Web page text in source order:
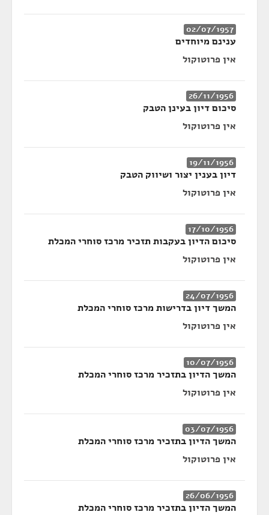
02/07/1957
ענינם מיוחדים
אין פרוטוקול
26/11/1956
סיכום דיון בעינן הטבק
אין פרוטוקול
19/11/1956
דיון בענין יצור ושיווק הטבק
אין פרוטוקול
17/10/1956
סיכום הדיון בעקבות תזכיר מרכז סוחרי המכלת
אין פרוטוקול
24/07/1956
המשך דיון בדרישות מרכז סוחרי המכלת
אין פרוטוקול
10/07/1956
המשך הדיון בתזכיר מרכז סוחרי המכלת
אין פרוטוקול
03/07/1956
המשך הדיון בתזכיר מרכז סוחרי המכלת
אין פרוטוקול
26/06/1956
המשך הדיון בתזכיר מרכז סוחרי המכלת